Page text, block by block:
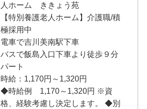
人ホーム ききょう苑
【特別養護老人ホーム】介護職/積
極採用中
電車で吉川美南駅下車
バスで飯島入口下車より徒歩９分
パート
時給：1,170円～1,320円
◆時給例 1,170～1,320円 ※資
格、経験考慮し決定します。 ◆別